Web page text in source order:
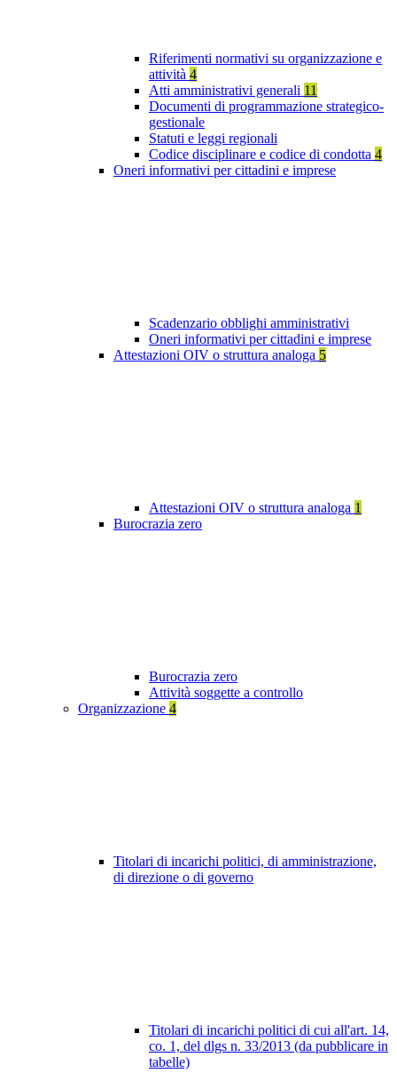
Riferimenti normativi su organizzazione e
attività 4
Atti amministrativi generali 11
Documenti di programmazione strategico-
gestionale
Statuti e leggi regionali
Codice disciplinare e codice di condotta 4
Oneri informativi per cittadini e imprese
Scadenzario obblighi amministrativi
Oneri informativi per cittadini e imprese
Attestazioni OIV o struttura analoga 5
Attestazioni OIV o struttura analoga 1
Burocrazia zero
Burocrazia zero
Attività soggette a controllo
Organizzazione 4
Titolari di incarichi politici, di amministrazione,
di direzione o di governo
Titolari di incarichi politici di cui all'art. 14,
co. 1, del dlgs n. 33/2013 (da pubblicare in
tabelle)